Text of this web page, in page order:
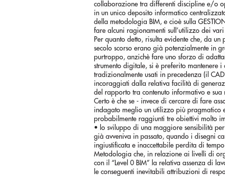
collaborazione tra differenti discipline e/o
in un unico deposito informatico
della metodologia BIM, e cioè sulla
fare alcuni ragionamenti sull’utilizzo dei
Per quanto detto, risulta evidente che, da
secolo scorso erano già potenzialmente in
purtroppo, anzichè fare uno sforzo di
strumento digitale, si è preferito mantenere
tradizionalmente usati in precedenza (il
incoraggiati dalla relativa facilità di
del rapporto tra contenuto informativo e
Certo è che se - invece di cercare di fare
indagato meglio un utilizzo più pragmatico
probabilmente raggiunti tre obiettivi molto
• lo sviluppo di una maggiore sensibilità
già avveniva in passato, quando i disegni
ingiustificata e inaccettabile perdita di
Metodologia che, in relazione ai livelli di
con il “Level 0 BIM” la relativa assenza di
le conseguenti inevitabili attribuzioni di